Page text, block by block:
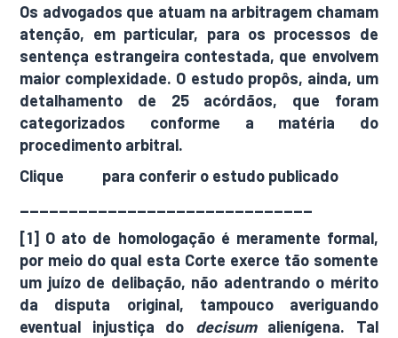
Os advogados que atuam na arbitragem chamam
atenção, em particular, para os processos de
sentença estrangeira contestada, que envolvem
maior complexidade. O estudo propôs, ainda, um
detalhamento de 25 acórdãos, que foram
categorizados conforme a matéria do
procedimento arbitral.
Clique
para conferir o estudo publicado
______________________________
[1] O ato de homologação é meramente formal,
por meio do qual esta Corte exerce tão somente
um juízo de delibação, não adentrando o mérito
da disputa original, tampouco averiguando
eventual injustiça do decisumalienígena. Tal